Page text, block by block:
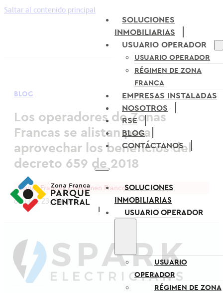
Saltar al contenido principal
SOLUCIONES
INMOBILIARIAS
USUARIO OPERADOR
USUARIO OPERADOR
RÉGIMEN DE ZONA
FRANCA
EMPRESAS INSTALADAS
NOSOTROS
RSE
BLOG
CONTÁCTANOS
SOLUCIONES
INMOBILIARIAS
USUARIO OPERADOR
USUARIO
OPERADOR
RÉGIMEN DE ZONA
BLOG
Los operadores de Zonas
Francas se alistan para
aprovechar los beneficios del
decreto 659 de 2018
Zonas Francas y Régimen Franco
octubre 23, 2019